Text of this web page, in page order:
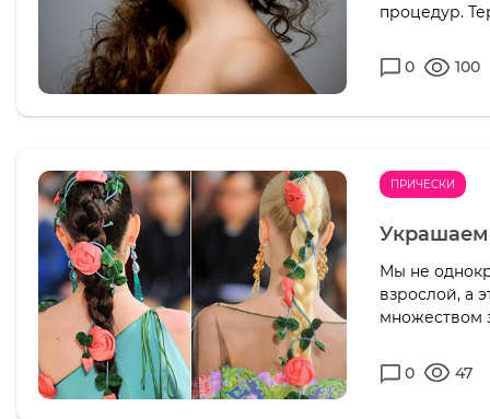
процедур.
0 100
ПРИЧЕСКИ
Украшаем
Мы не
взрослой, а
множеством
0 47